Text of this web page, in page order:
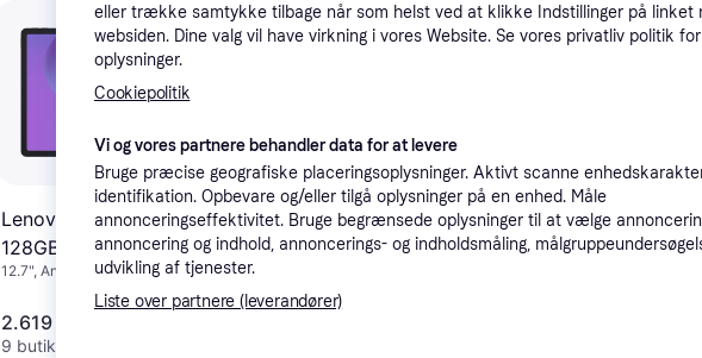
Lenovo IdeaTab Pro Wifi
128GB - Luna Grey
12.7", Android 14
2.619 kr.
9 butikker
Trender
Lenovo Idea Tab Pro Gen
2 13 13 Android 16 256
GB Wi-Fi 7
4.658 kr.
Lenovo Idea
GB 4GB RAM 11
eller trække samtykke tilbage når som helst ved at klikke Indstillinger på linket
websiden. Dine valg vil have virkning i vores Website. Se vores privatliv politik
oplysninger.
Cookiepolitik
Vi og vores partnere behandler data for at levere
Bruge præcise geografiske placeringsoplysninger. Aktivt scanne
identifikation. Opbevare og/eller tilgå oplysninger på en enhed. Måle
annonceringseffektivitet. Bruge begrænsede oplysninger til at vælge
annoncering og indhold, annoncerings- og indholdsmåling,
udvikling af tjenester.
Liste over partnere (leverandører)